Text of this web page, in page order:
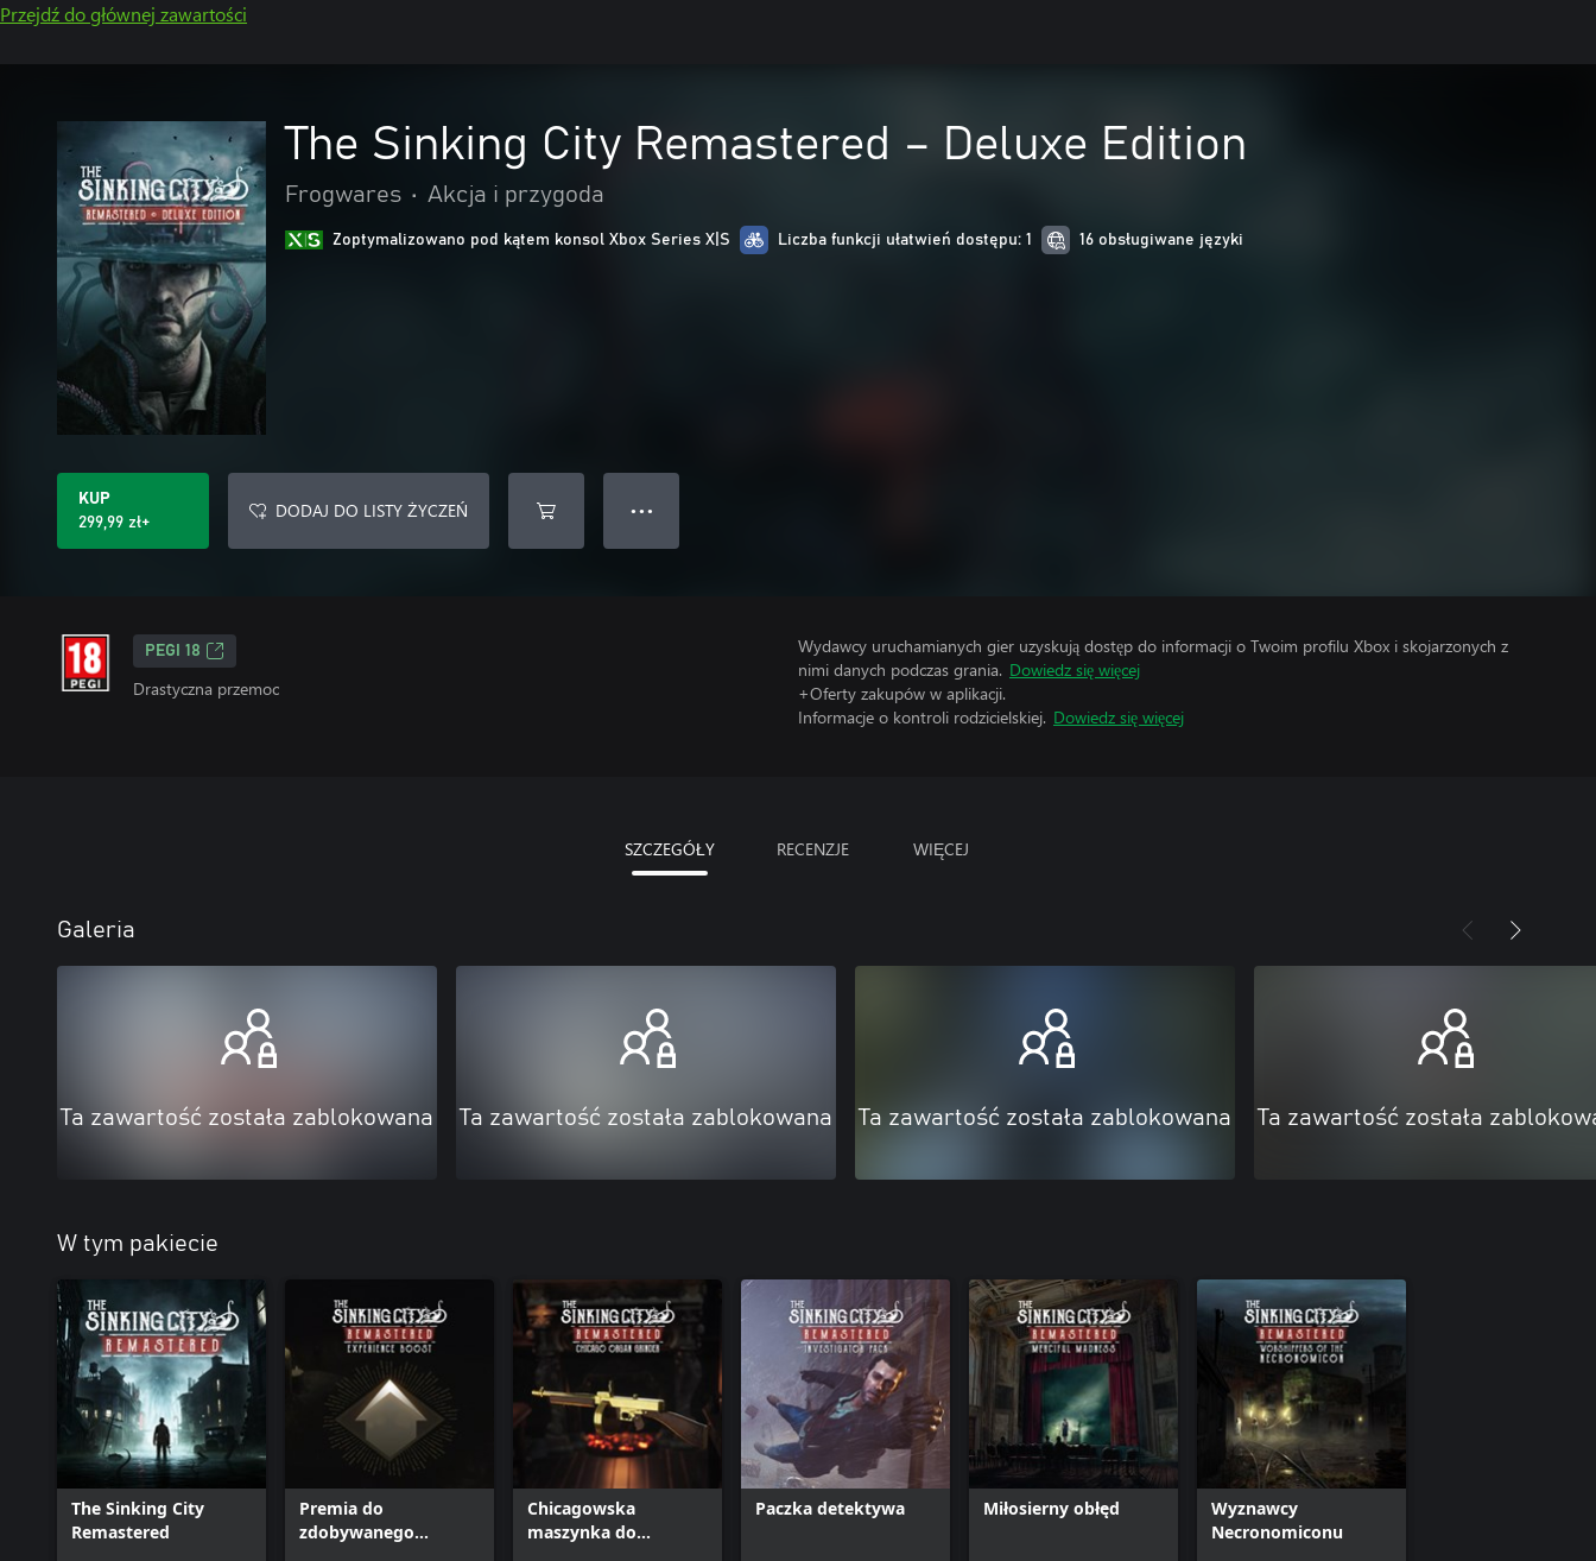
Przejdź do głównej zawartości
The Sinking City Remastered – Deluxe Edition
Frogwares • Akcja i przygoda
Zoptymalizowano pod kątem konsol Xbox Series X|S Liczba funkcji ułatwień dostępu: 1 16 obsługiwane języki
KUP
299,99 zł+
DODAJ DO LISTY ŻYCZEŃ ● ● ●
PEGI 18
Drastyczna przemoc
Wydawcy uruchamianych gier uzyskują dostęp do informacji o Twoim profilu Xbox i skojarzonych z
nimi danych podczas grania. Dowiedz się więcej
+Oferty zakupów w aplikacji.
Informacje o kontroli rodzicielskiej. Dowiedz się więcej
SZCZEGÓŁY RECENZJE WIĘCEJ
Galeria
Ta zawartość została zablokowana Ta zawartość została zablokowana Ta zawartość została zablokowana Ta zawartość została
W tym pakiecie
The Sinking City
Remastered
Premia do
zdobywanego
Chicagowska
maszynka do
Paczka detektywa Miłosierny obłęd
Wyznawcy
Necronomiconu